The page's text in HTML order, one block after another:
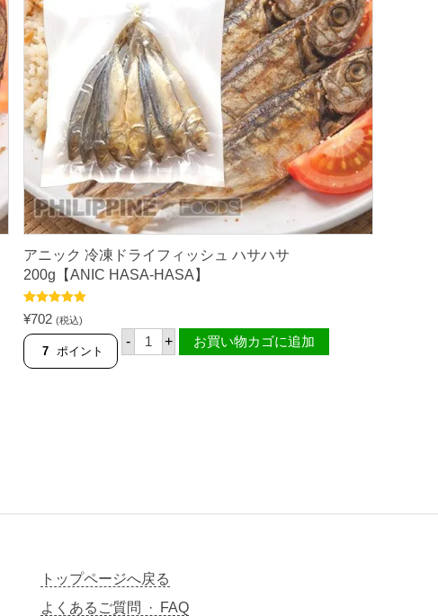
1
匹
【
フ
ィ
リ
ピ
ン
産
】
【
F
I
S
H
E
R
F
A
R
】
個
アニック 冷凍ドライフィッシュ ハサハサ
200g【ANIC HASA-HASA】
5段階中5.00
の評価
¥702 (税込)
7 ポイント
- ア
ニ
サ
0
+ お買い物カゴに追加
トップページへ戻る
よくあるご質問 · FAQ